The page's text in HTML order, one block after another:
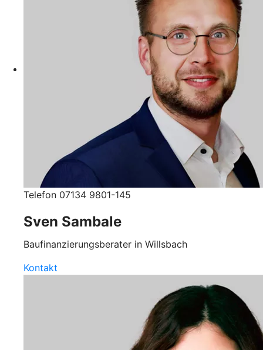
Telefon 07134 9801-145
Sven Sambale
Baufinanzierungsberater in Willsbach
Kontakt